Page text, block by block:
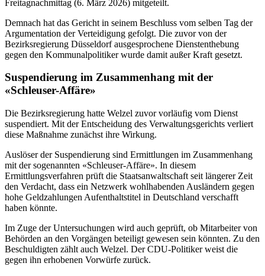
Freitagnachmittag (6. März 2026) mitgeteilt.
Demnach hat das Gericht in seinem Beschluss vom selben Tag der
Argumentation der Verteidigung gefolgt. Die zuvor von der
Bezirksregierung Düsseldorf ausgesprochene Dienstenthebung
gegen den Kommunalpolitiker wurde damit außer Kraft gesetzt.
Suspendierung im Zusammenhang mit der
«Schleuser-Affäre»
Die Bezirksregierung hatte Welzel zuvor vorläufig vom Dienst
suspendiert. Mit der Entscheidung des Verwaltungsgerichts verliert
diese Maßnahme zunächst ihre Wirkung.
Auslöser der Suspendierung sind Ermittlungen im Zusammenhang
mit der sogenannten «Schleuser-Affäre». In diesem
Ermittlungsverfahren prüft die Staatsanwaltschaft seit längerer Zeit
den Verdacht, dass ein Netzwerk wohlhabenden Ausländern gegen
hohe Geldzahlungen Aufenthaltstitel in Deutschland verschafft
haben könnte.
Im Zuge der Untersuchungen wird auch geprüft, ob Mitarbeiter von
Behörden an den Vorgängen beteiligt gewesen sein könnten. Zu den
Beschuldigten zählt auch Welzel. Der CDU-Politiker weist die
gegen ihn erhobenen Vorwürfe zurück.